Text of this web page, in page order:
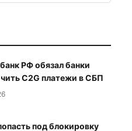
РФ обязал банки
C2G платежи в СБП
под блокировку